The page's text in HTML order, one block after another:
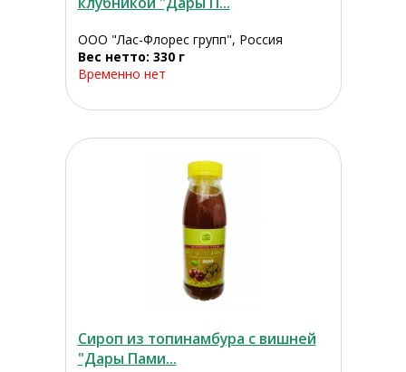
ООО "Лас-Флорес групп", Россия
Вес нетто: 330 г
Временно нет
Сироп из топинамбура с вишней
"Дары Пами...